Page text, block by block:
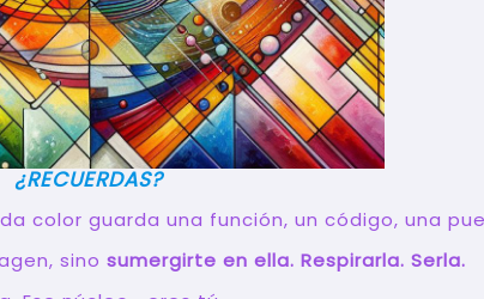
¿RECUERDAS?
color guarda una función, un código, una
sinosumergirte en ella. Respirarla. Serla.